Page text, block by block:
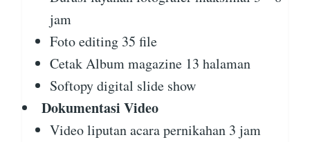
jam
Foto editing 35 file
Cetak Album magazine 13 halaman
Softopy digital slide show
Dokumentasi Video
Video liputan acara pernikahan 3 jam